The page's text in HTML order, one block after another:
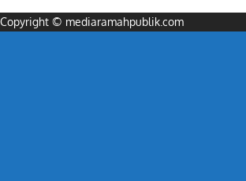
Copyright © mediaramahpublik.com